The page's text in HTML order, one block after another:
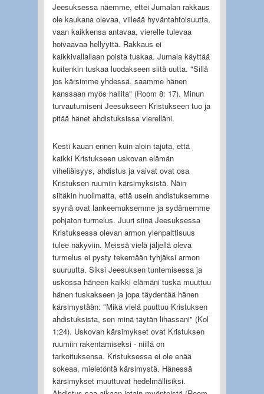
Jeesuksessa näemme, ettei Jumalan rakkaus
ole kaukana olevaa, viileää hyväntahtoisuutta,
vaan kaikkensa antavaa, vierelle tulevaa
hoivaavaa hellyyttä. Rakkaus ei
kaikkivallallaan poista tuskaa. Jumala käyttää
kuitenkin tuskaa luodakseen siitä uutta. "Sillä
jos kärsimme yhdessä, saamme hänen
kanssaan myös hallita" (Room 8: 17). Minun
turvautumiseni Jeesukseen Kristukseen tuo ja
pitää hänet ahdistuksissa vierelläni.
Kesti kauan ennen kuin aloin tajuta, että
kaikki Kristukseen uskovan elämän
viheliäisyys, ahdistus ja vaivat ovat osa
Kristuksen ruumiin kärsimyksistä. Näin
siitäkin huolimatta, että usein ahdistuksemme
syynä ovat lankeemuksemme ja sydämemme
pohjaton turmelus. Juuri siinä Jeesuksessa
Kristuksessa olevan armon ylenpalttisuus
tulee näkyviin. Meissä vielä jäljellä oleva
turmelus ei pysty tekemään tyhjäksi armon
suuruutta. Siksi Jeesuksen tuntemisessa ja
uskossa häneen kaikki elämäni tuska muuttuu
hänen tuskakseen ja jopa täydentää hänen
kärsimystään: "Mikä vielä puuttuu Kristuksen
ahdistuksista, sen minä täytän lihassani" (Kol
1:24). Uskovan kärsimykset ovat Kristuksen
ruumiin rakentamiseksi - niillä on
tarkoituksensa. Kristuksessa ei ole enää
sokeaa, mieletöntä kärsimystä. Hänessä
kärsimykset muuttuvat hedelmällisiksi.